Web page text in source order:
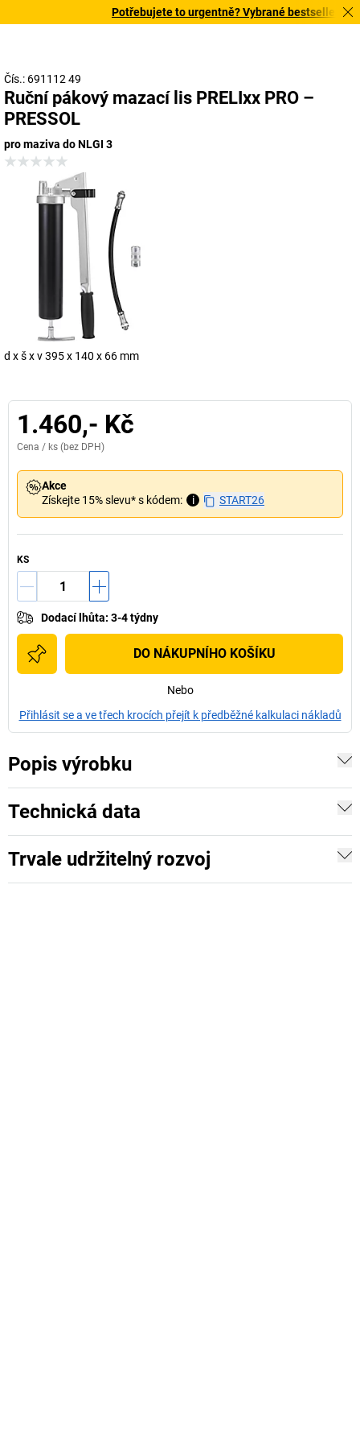
Potřebujete to urgentně? Vybrané bestsellery
Čís.: 691112 49
Ruční pákový mazací lis PRELIxx PRO –
PRESSOL
pro maziva do NLGI 3
d x š x v 395 x 140 x 66 mm
1.460,- Kč
Cena / ks (bez DPH)
Akce
Získejte 15% slevu* s kódem:
i START26
KS
Dodací lhůta: 3-4 týdny
DO NÁKUPNÍHO KOŠÍKU
Nebo
Přihlásit se a ve třech krocích přejít k předběžné kalkulaci nákladů
Popis výrobku
Technická data
Trvale udržitelný rozvoj